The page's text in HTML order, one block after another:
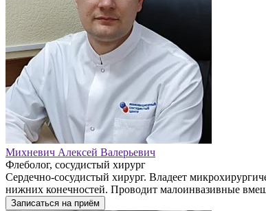
Михневич Алексей Валерьевич
Флеболог, сосудистый хирург
Сердечно-сосудистый хирург. Владеет
нижних конечностей. Проводит малоинвазивные
Записаться на приём